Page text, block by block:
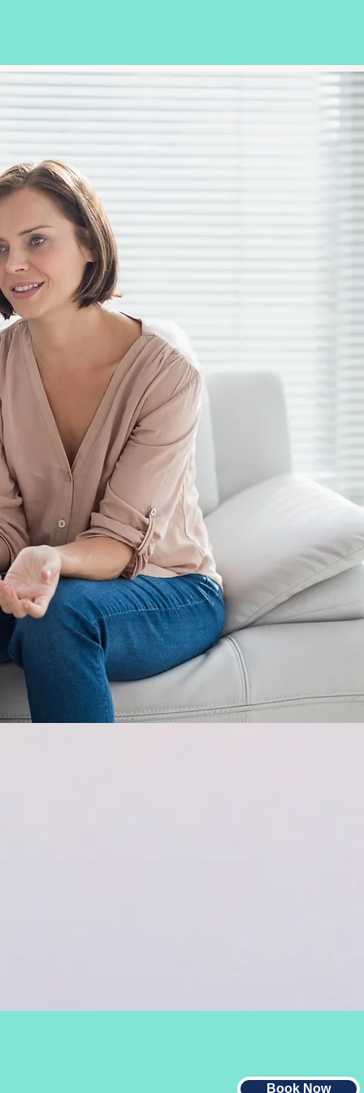
Book Now
服务
前来咨询.
活动的一
从其他人
对您有用
灵不再孤
感.